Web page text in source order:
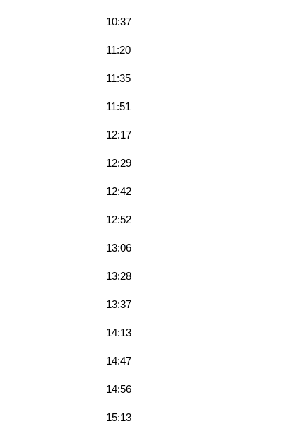
10:37
11:20
11:35
11:51
12:17
12:29
12:42
12:52
13:06
13:28
13:37
14:13
14:47
14:56
15:13